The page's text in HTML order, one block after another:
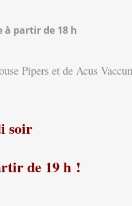
à partir de 18 h
Pipers et de Acus
soir
de 19 h !